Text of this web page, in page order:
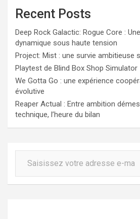
Recent Posts
Deep Rock Galactic: Rogue Core :
dynamique sous haute tension
Project: Mist : une survie ambitieuse
Playtest de Blind Box Shop Simulator
We Gotta Go : une expérience
évolutive
Reaper Actual : Entre ambition
technique, l’heure du bilan
Saisissez votre adresse e-mail…